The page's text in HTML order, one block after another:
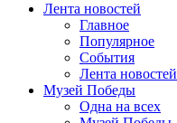
Лента новостей
Главное
Популярное
События
Лента новостей
Музей Победы
Одна на всех